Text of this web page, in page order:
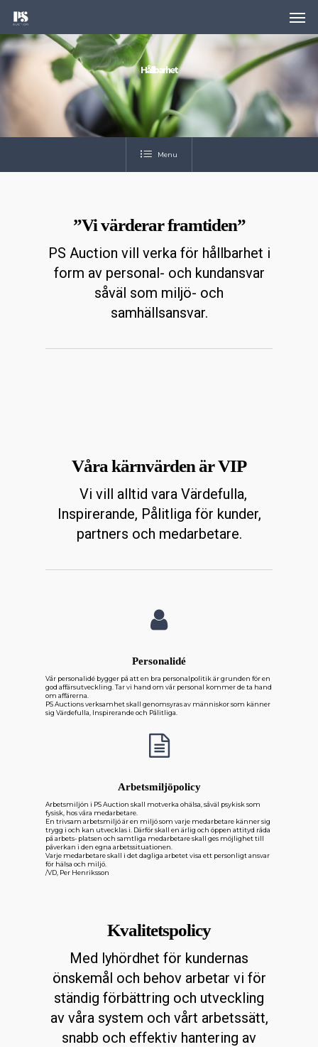
main
Hållbarhet
Menu
”Vi värderar framtiden”
PS Auction vill verka för hållbarhet i
form av personal- och kundansvar
såväl som miljö- och
samhällsansvar.
Våra kärnvärden är VIP
Vi vill alltid vara Värdefulla,
Inspirerande, Pålitliga för kunder,
partners och medarbetare.
Personalidé
Vår personalidé bygger på att en bra personalpolitik är grunden för en
god affärsutveckling. Tar vi hand om vår personal kommer de ta hand
om affärerna.
PS Auctions verksamhet skall genomsyras av människor som känner
sig Värdefulla, Inspirerande och Pålitliga.
Arbetsmiljöpolicy
Arbetsmiljön i PS Auction skall motverka ohälsa, såväl psykisk som
fysisk, hos våra medarbetare.
En trivsam arbetsmiljö är en miljö som varje medarbetare känner sig
trygg i och kan utvecklas i. Därför skall en ärlig och öppen attityd råda
på arbets- platsen och samtliga medarbetare skall ges möjlighet till
påverkan i den egna arbetssituationen.
Varje medarbetare skall i det dagliga arbetet visa ett personligt ansvar
för hälsa och miljö.
/VD, Per Henriksson
Kvalitetspolicy
Med lyhördhet för kundernas
önskemål och behov arbetar vi för
ständig förbättring och utveckling
av våra system och vårt arbetssätt,
snabb och effektiv hantering av